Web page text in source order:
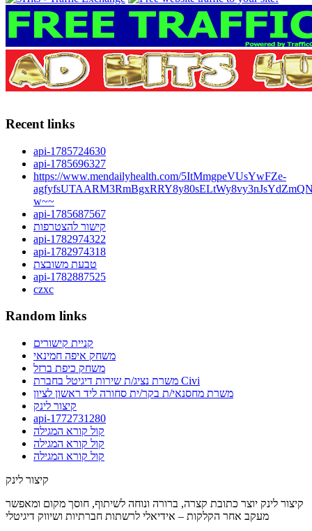
Recent links
api-1785724630
api-1785696327
https://www.mendailyhealth.com/5ItMmgpeVUsYwFZe-
w~~
api-1785687567
קישור להצטרפות
api-1782974322
api-1782974318
טבעת משובצת
api-1782887525
czxc
Random links
קניית קישורים
משחק איפה חמינאי
משחק כיפת ברזל
משרת נציג/ת שירות דיגיטל בחברת Civi
משרת מחסנאי/ת בקר/ית סחורה ליד ראשון לציון
קיצור לינק
api-1772731280
קול קורא המגילה
קול קורא המגילה
קול קורא המגילה
קיצור לינק
קיצור לינק יוצר כתובת קצרה, ברורה ונוחה לשיתוף, חוסך מקום ומאפשר
מעקב אחר הקלקות – אידיאלי לרשתות חברתיות ושיווק דיגיטלי